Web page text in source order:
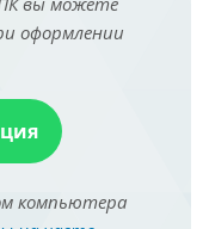
оформлении
компьютера